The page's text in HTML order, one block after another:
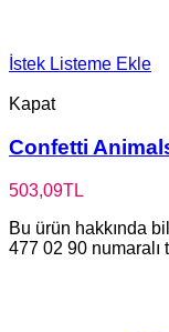
İstek Listeme Ekle
Kapat
Confetti
503,09TL
Bu ürün hakkında
477 02 90